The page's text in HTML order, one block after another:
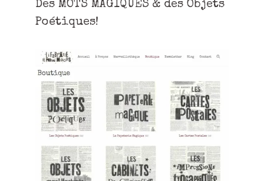
Des MOTS MAGIQUES & des Objets
Poétiques!